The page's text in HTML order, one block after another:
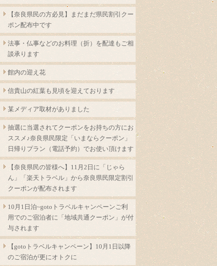
【奈良県民の方必見】まだまだ県民割引クー
ポン配布中です
法事・仏事などのお料理（折）を配達もご相
談承ります
館内の迎え花
信貴山の紅葉も見頃を迎えております
某メディア取材がありました
抽選に当選されてクーポンをお持ちの方にお
ススメ♪奈良県民限定「いまならクーポン」
日帰りプラン（電話予約）でお使い頂けます
【奈良県民の皆様へ】11月2日に「じゃら
ん」「楽天トラベル」から奈良県民限定割引
クーポンが配布されます
10月1日泊~gotoトラベルキャンペーンご利
用でのご宿泊者に「地域共通クーポン」が付
与されます
【gotoトラベルキャンペーン】10月1日以降
のご宿泊が更にオトクに